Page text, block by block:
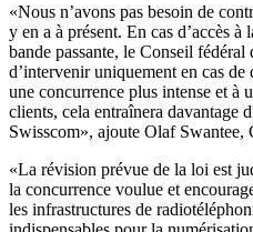
«Nous n’avons pas besoin de
y en a à présent. En cas d’accès
bande passante, le Conseil
d’intervenir uniquement en cas
une concurrence plus intense et à
clients, cela entraînera davantage
Swisscom», ajoute Olaf Swantee,
«La révision prévue de la loi est
la concurrence voulue et
les infrastructures de